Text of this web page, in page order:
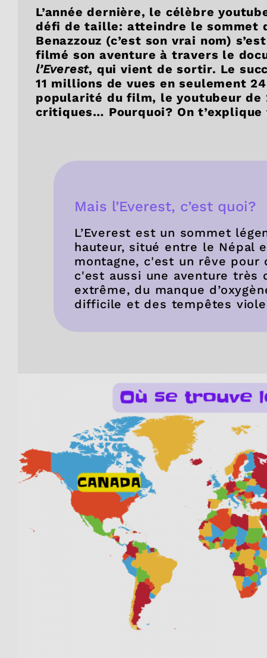
L’année dernière, le célèbre
défi de taille: atteindre le sommet
Benazzouz (c’est son vrai nom)
filmé son aventure à travers le
l’Everest, qui vient de sortir. Le
11 millions de vues en seulement
popularité du film, le youtubeur de
critiques… Pourquoi? On t’explique
Mais l’Everest, c’est quoi?
L’Everest est un sommet
hauteur, situé entre le Népal
montagne, c'est un rêve pour
c'est aussi une aventure très
extrême, du manque
difficile et des tempêtes